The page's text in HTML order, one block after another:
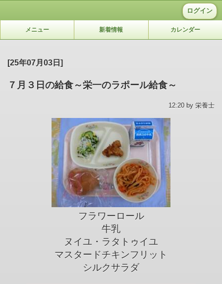
ログイン
メニュー 新着情報 カレンダー
[25年07月03日]
７月３日の給食～栄一のラポール給食～
12:20 by 栄養士
フラワーロール
牛乳
ヌイユ・ラタトゥイユ
マスタードチキンフリット
シルクサラダ